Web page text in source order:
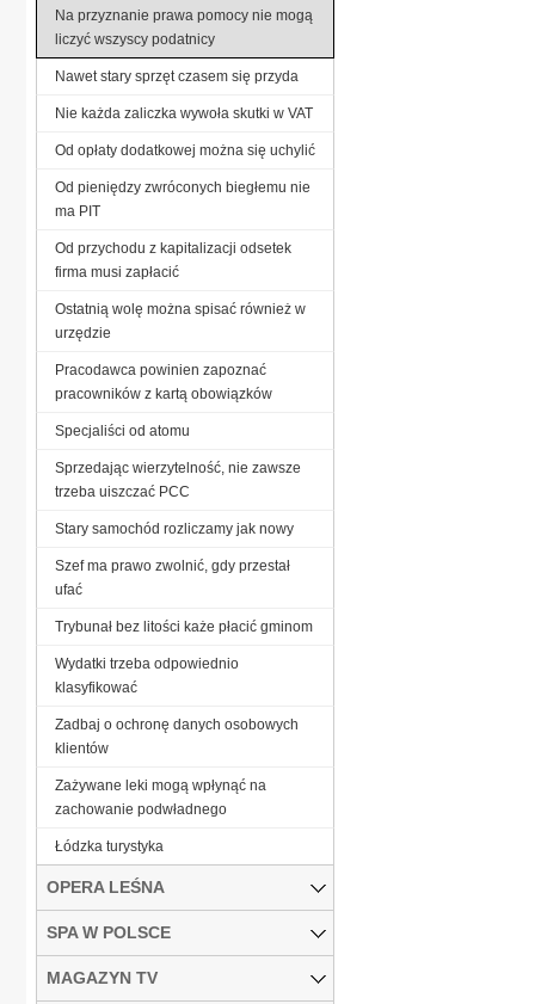
Na przyznanie prawa pomocy nie mogą
liczyć wszyscy podatnicy
Nawet stary sprzęt czasem się przyda
Nie każda zaliczka wywoła skutki w VAT
Od opłaty dodatkowej można się uchylić
Od pieniędzy zwróconych biegłemu nie
ma PIT
Od przychodu z kapitalizacji odsetek
firma musi zapłacić
Ostatnią wolę można spisać również w
urzędzie
Pracodawca powinien zapoznać
pracowników z kartą obowiązków
Specjaliści od atomu
Sprzedając wierzytelność, nie zawsze
trzeba uiszczać PCC
Stary samochód rozliczamy jak nowy
Szef ma prawo zwolnić, gdy przestał
ufać
Trybunał bez litości każe płacić gminom
Wydatki trzeba odpowiednio
klasyfikować
Zadbaj o ochronę danych osobowych
klientów
Zażywane leki mogą wpłynąć na
zachowanie podwładnego
Łódzka turystyka
OPERA LEŚNA
SPA W POLSCE
MAGAZYN TV